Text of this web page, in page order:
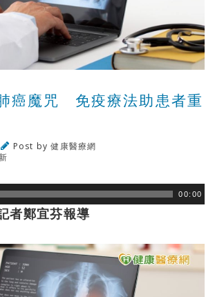
癌魔咒 免疫療法助患者重
Post by健康醫療網
00:00
者鄭宜芬報導